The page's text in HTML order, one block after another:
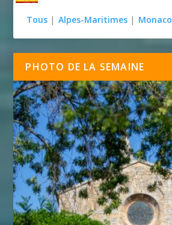
Tous | Alpes-Maritimes | Monaco
PHOTO DE LA SEMAINE